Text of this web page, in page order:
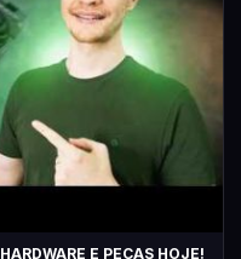
E PEÇAS HOJE!